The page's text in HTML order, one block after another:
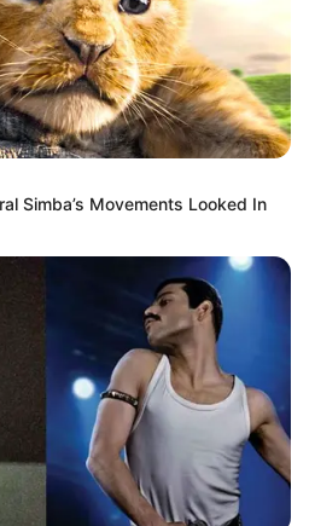
Will Probably Be His Best
Simba’s Movements Looked In